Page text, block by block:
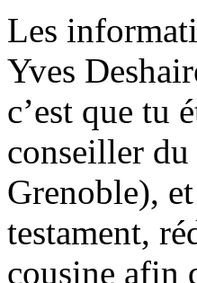
Les
Yves
c’est que tu
conseiller
Grenoble),
testament,
cousine afin